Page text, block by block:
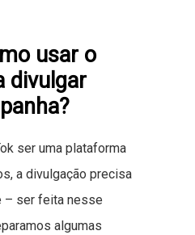
usar o
divulgar
ser uma plataforma
a divulgação precisa
– ser feita nesse
algumas